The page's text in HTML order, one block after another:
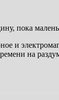
пока
и
на